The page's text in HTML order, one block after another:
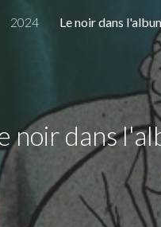
content
2024 Le noir dans
noir dans